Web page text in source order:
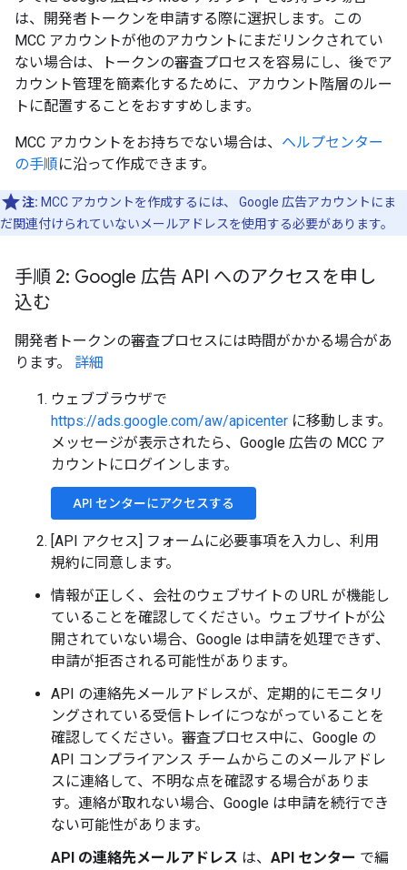
は、開発者トークンを申請する際に選択します。この
MCC アカウントが他のアカウントにまだリンクされてい
ない場合は、トークンの審査プロセスを容易にし、後でア
カウント管理を簡素化するために、アカウント階層のルー
トに配置することをおすすめします。
MCC アカウントをお持ちでない場合は、 ヘルプセンター
の手順に沿って作成できます。
注: MCC アカウントを作成するには、 Google 広告アカウントにま
だ関連付けられていないメールアドレスを使用する必要があります。
手順 2: Google 広告 API へのアクセスを申し
込む
開発者トークンの審査プロセスには時間がかかる場合があ
ります。 詳細
ウェブブラウザで
https://ads.google.com/aw/apicenter に移動します。
メッセージが表示されたら、Google 広告の MCC ア
カウントにログインします。
API センターにアクセスする
[API アクセス] フォームに必要事項を入力し、利用
規約に同意します。
情報が正しく、会社のウェブサイトの URL が機能し
ていることを確認してください。ウェブサイトが公
開されていない場合、Google は申請を処理できず、
申請が拒否される可能性があります。
API の連絡先メールアドレスが、定期的にモニタリ
ングされている受信トレイにつながっていることを
確認してください。審査プロセス中に、Google の
API コンプライアンス チームからこのメールアドレ
スに連絡して、不明な点を確認する場合がありま
す。連絡が取れない場合、Google は申請を続行でき
ない可能性があります。
API の連絡先メールアドレス は、 API センター で編